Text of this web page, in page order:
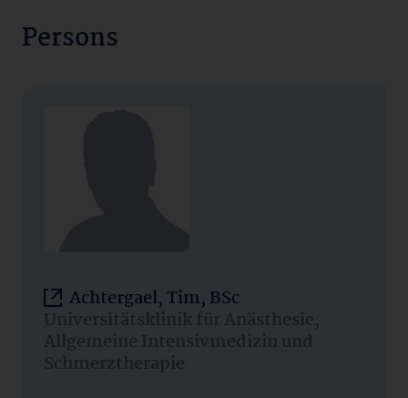
Persons
Achtergael, Tim, BSc
Universitätsklinik für Anästhesie,
Allgemeine Intensivmedizin und
Schmerztherapie